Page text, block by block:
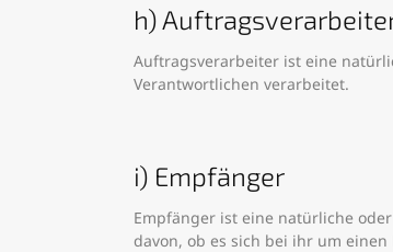
h)
Auftragsverarbeiter ist eine
Verantwortlichen verarbeitet.
i) Empfänger
Empfänger ist eine natürliche
davon, ob es sich bei ihr um